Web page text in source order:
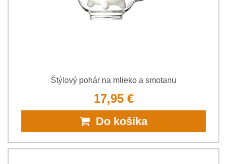
Štýlový pohár na mlieko a smotanu
17,95 €
Do košíka